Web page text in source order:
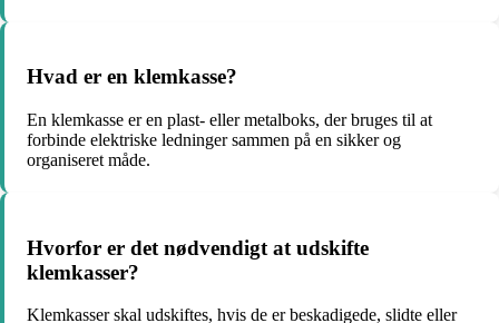
Hvad er en klemkasse?
En klemkasse er en plast- eller metalboks, der bruges til at
forbinde elektriske ledninger sammen på en sikker og
organiseret måde.
Hvorfor er det nødvendigt at udskifte
klemkasser?
Klemkasser skal udskiftes, hvis de er beskadigede, slidte eller